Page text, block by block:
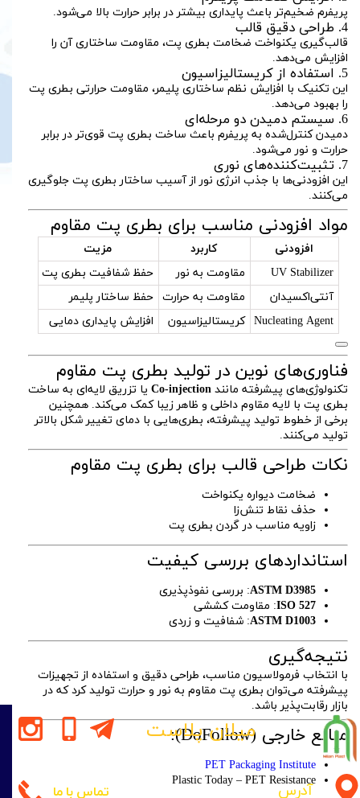
پریفرم ضخیم‌تر باعث پایداری بیشتر در برابر حرارت بالا می‌شود.
4. طراحی دقیق قالب
قالب‌گیری یکنواخت ضخامت بطری پت، مقاومت ساختاری آن را
افزایش می‌دهد.
5. استفاده از کریستالیزاسیون
این تکنیک با افزایش نظم ساختاری پلیمر، مقاومت حرارتی بطری پت
را بهبود می‌دهد.
6. سیستم دمیدن دو مرحله‌ای
دمیدن کنترل‌شده به پریفرم باعث ساخت بطری پت قوی‌تر در برابر
حرارت و نور می‌شود.
7. تثبیت‌کننده‌های نوری
این افزودنی‌ها با جذب انرژی نور از آسیب ساختار بطری پت جلوگیری
می‌کنند.
مواد افزودنی مناسب برای بطری پت مقاوم
افزودنی کاربرد
مزیت
UV Stabilizer
مقاومت به نور
حفظ شفافیت بطری پت
آنتی‌اکسیدان
مقاومت به حرارت
حفظ ساختار پلیمر
Nucleating Agent کریستالیزاسیون افزایش پایداری دمایی
فناوری‌های نوین در تولید بطری پت مقاوم
تکنولوژی‌های پیشرفته مانند Co-injection یا تزریق لایه‌ای به ساخت
بطری پت با لایه مقاوم داخلی و ظاهر زیبا کمک می‌کند. همچنین
برخی از خطوط تولید پیشرفته، بطری‌هایی با دمای تغییر شکل بالاتر
تولید می‌کنند.
نکات طراحی قالب برای بطری پت مقاوم
ضخامت دیواره یکنواخت
حذف نقاط تنش‌زا
زاویه مناسب در گردن بطری پت
استانداردهای بررسی کیفیت
ASTM D3985: بررسی نفوذپذیری
ISO 527: مقاومت کششی
ASTM D1003: شفافیت و زردی
نتیجه‌گیری
با انتخاب فرمولاسیون مناسب، طراحی دقیق و استفاده از تجهیزات
پیشرفته می‌توان بطری پت مقاوم به نور و حرارت تولید کرد که در
بازار رقابت‌پذیر باشد.
منابع خارجی (DoFollow):
PET Packaging Institute
Plastic Today – PET Resistance
تماس با ما
میلان پلاست
آدرس